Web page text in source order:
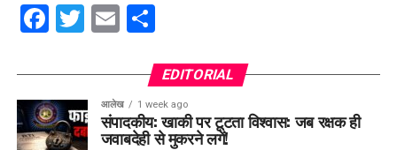
Facebook
Twitter
EmailShare
EDITORIAL
आलेख 1 week ago
संपादकीय: खाकी पर टूटता विश्वास: जब रक्षक ही
जवाबदेही से मुकरने लगें!